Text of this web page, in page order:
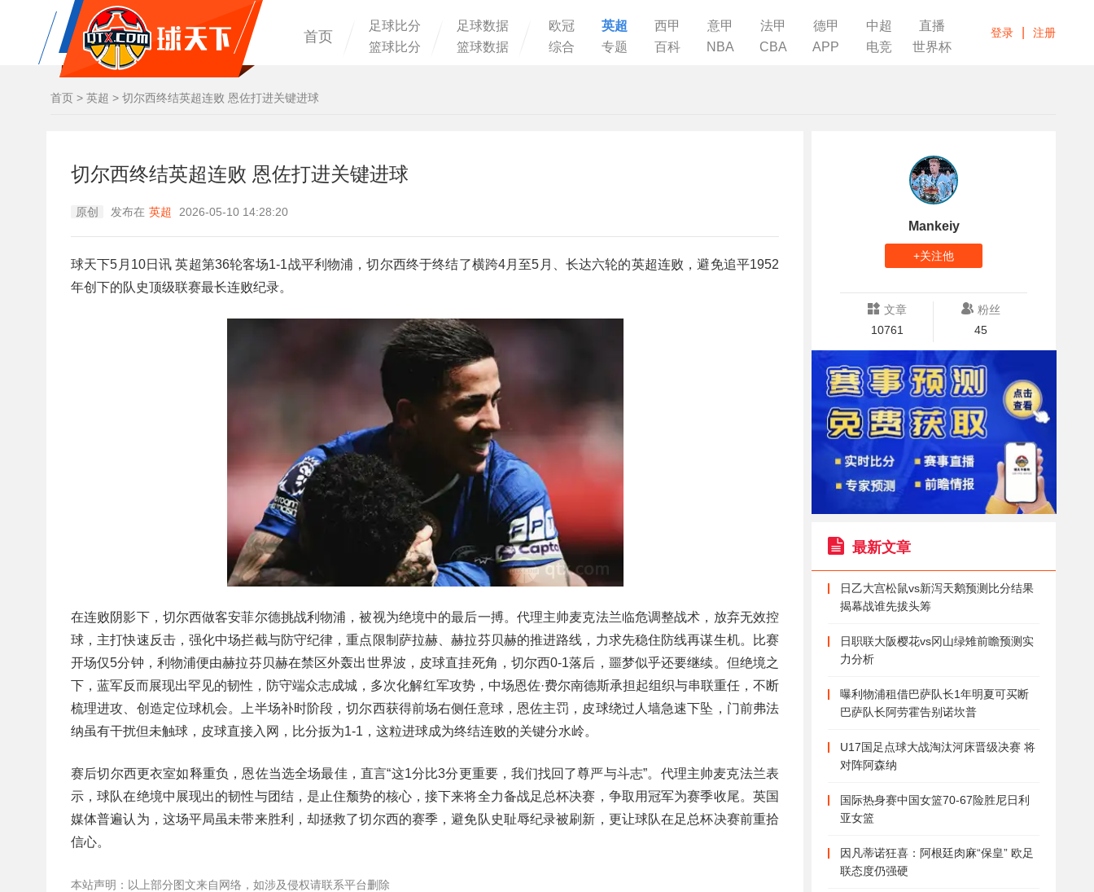
首页
足球比分
篮球比分
足球数据
篮球数据
欧冠 英超 西甲 意甲 法甲 德甲 中超
直播
综合
专题 百科 NBA CBA APP 电竞 世界杯
登录 注册
首页 > 英超 > 切尔西终结英超连败 恩佐打进关键进球
切尔西终结英超连败 恩佐打进关键进球
原创 发布在 英超 2026-05-10 14:28:20
球天下5月10日讯 英超第36轮客场1-1战平利物浦，切尔西终于终结了横跨4月至5月、长达六轮的英超连败，避免追平1952
年创下的队史顶级联赛最长连败纪录。
在连败阴影下，切尔西做客安菲尔德挑战利物浦，被视为绝境中的最后一搏。代理主帅麦克法兰临危调整战术，放弃无效控
球，主打快速反击，强化中场拦截与防守纪律，重点限制萨拉赫、赫拉芬贝赫的推进路线，力求先稳住防线再谋生机。比赛
开场仅5分钟，利物浦便由赫拉芬贝赫在禁区外轰出世界波，皮球直挂死角，切尔西0-1落后，噩梦似乎还要继续。但绝境之
下，蓝军反而展现出罕见的韧性，防守端众志成城，多次化解红军攻势，中场恩佐·费尔南德斯承担起组织与串联重任，不断
梳理进攻、创造定位球机会。上半场补时阶段，切尔西获得前场右侧任意球，恩佐主罚，皮球绕过人墙急速下坠，门前弗法
纳虽有干扰但未触球，皮球直接入网，比分扳为1-1，这粒进球成为终结连败的关键分水岭。
赛后切尔西更衣室如释重负，恩佐当选全场最佳，直言“这1分比3分更重要，我们找回了尊严与斗志”。代理主帅麦克法兰表
示，球队在绝境中展现出的韧性与团结，是止住颓势的核心，接下来将全力备战足总杯决赛，争取用冠军为赛季收尾。英国
媒体普遍认为，这场平局虽未带来胜利，却拯救了切尔西的赛季，避免队史耻辱纪录被刷新，更让球队在足总杯决赛前重拾
信心。
本站声明：以上部分图文来自网络，如涉及侵权请联系平台删除
Mankeiy
+关注他
文章
10761
粉丝
45
最新文章
日乙大宫松鼠vs新泻天鹅预测比分结果
揭幕战谁先拔头筹
日职联大阪樱花vs冈山绿雉前瞻预测实
力分析
曝利物浦租借巴萨队长1年明夏可买断
巴萨队长阿劳霍告别诺坎普
U17国足点球大战淘汰河床晋级决赛 将
对阵阿森纳
国际热身赛中国女篮70-67险胜尼日利
亚女篮
因凡蒂诺狂喜：阿根廷肉麻“保皇” 欧足
联态度仍强硬